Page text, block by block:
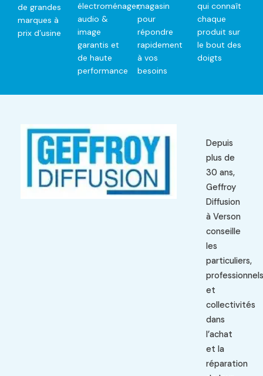
de grandes
marques à
prix d’usine
électroménager,
audio &
image
garantis et
de haute
performance
magasin
pour
répondre
rapidement
à vos
besoins
qui connaît
chaque
produit sur
le bout des
doigts
Depuis
plus de
30 ans,
Geffroy
Diffusion
à Verson
conseille
les
particuliers,
professionnels
et
collectivités
dans
l’achat
et la
réparation